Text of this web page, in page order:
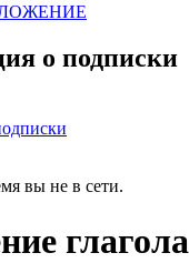
о подписки
вы не в сети.
глагола